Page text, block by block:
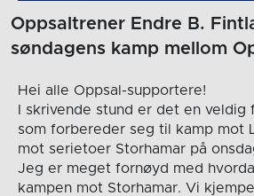
Oppsaltrener Endre B.
søndagens kamp mellom
Hei alle Oppsal-supportere!
I skrivende stund er det en veldig
som forbereder seg til kamp mot
mot serietoer Storhamar på
Jeg er meget fornøyd med
kampen mot Storhamar. Vi